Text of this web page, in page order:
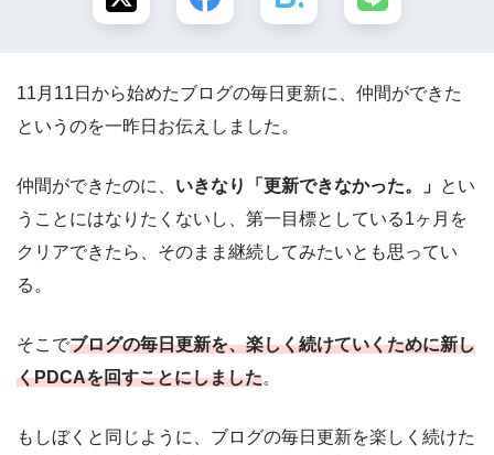
11月11日から始めたブログの毎日更新に、仲間ができた
というのを一昨日お伝えしました。
仲間ができたのに、 いきなり「更新できなかった。」 とい
うことにはなりたくないし、第一目標としている1ヶ月を
クリアできたら、そのまま継続してみたいとも思ってい
る。
そこでブログの毎日更新を、楽しく続けていくために新し
くPDCAを回すことにしました。
もしぼくと同じように、ブログの毎日更新を楽しく続けた